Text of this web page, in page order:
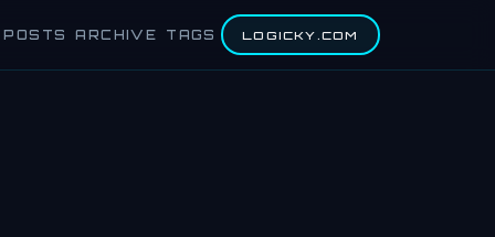
POSTS ARCHIVE TAGS LOGICKY.COM